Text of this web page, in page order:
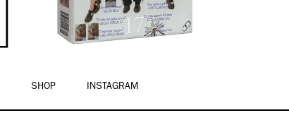
SHOP INSTAGRAM